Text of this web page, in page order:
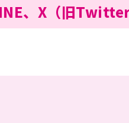
、X（旧